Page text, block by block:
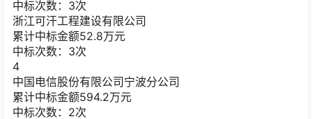
中标次数：3次
浙江可汗工程建设有限公司
累计中标金额52.8万元
中标次数：3次
4
中国电信股份有限公司宁波分公司
累计中标金额594.2万元
中标次数：2次